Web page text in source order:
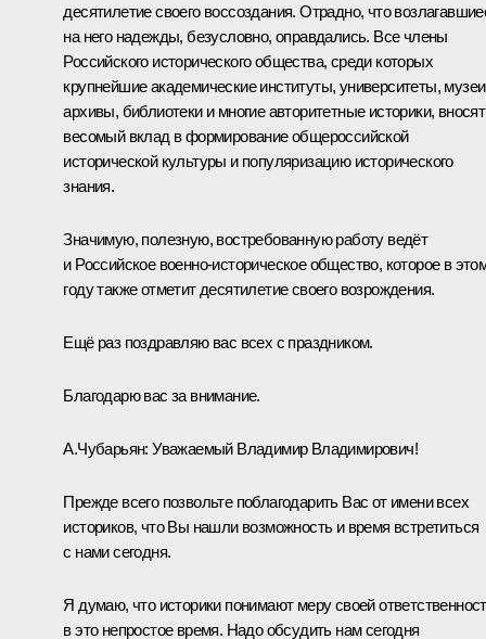
десятилетие своего воссоздания. Отрадно, что
на него надежды, безусловно, оправдались. Все члены
Российского исторического общества, среди которых
крупнейшие академические институты, университеты,
архивы, библиотеки и многие авторитетные историки, вносят
весомый вклад в формирование общероссийской
исторической культуры и популяризацию исторического
знания.
Значимую, полезную, востребованную работу ведёт
и Российское военно-историческое общество, которое в
году также отметит десятилетие своего возрождения.
Ещё раз поздравляю вас всех с праздником.
Благодарю вас за внимание.
А.Чубарьян: Уважаемый Владимир Владимирович!
Прежде всего позвольте поблагодарить Вас от имени всех
историков, что Вы нашли возможность и время встретиться
с нами сегодня.
Я думаю, что историки понимают меру своей
в это непростое время. Надо обсудить нам сегодня